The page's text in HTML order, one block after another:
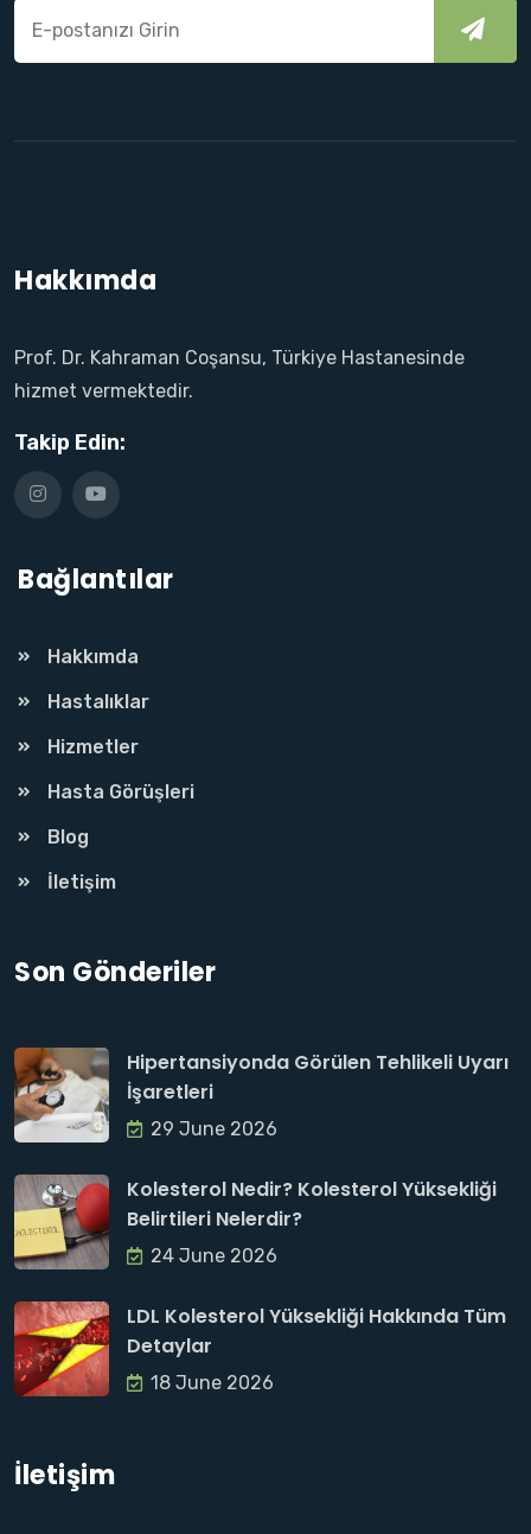
Hakkımda
Prof. Dr. Kahraman Coşansu, Türkiye Hastanesinde
hizmet vermektedir.
Takip Edin:
Bağlantılar
Hakkımda
Hastalıklar
Hizmetler
Hasta Görüşleri
Blog
İletişim
Son Gönderiler
Hipertansiyonda Görülen Tehlikeli Uyarı
İşaretleri
29 June 2026
Kolesterol Nedir? Kolesterol Yüksekliği
Belirtileri Nelerdir?
24 June 2026
LDL Kolesterol Yüksekliği Hakkında Tüm
Detaylar
18 June 2026
İletişim